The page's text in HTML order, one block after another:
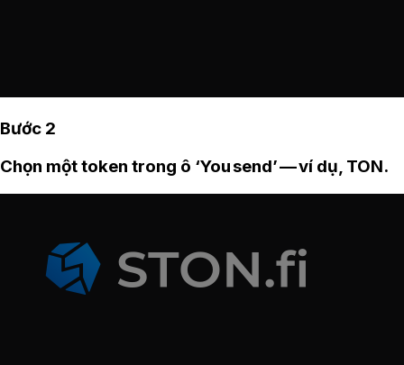
Bước 2
Chọn một token trong ô ‘You send’ — ví dụ, TON.